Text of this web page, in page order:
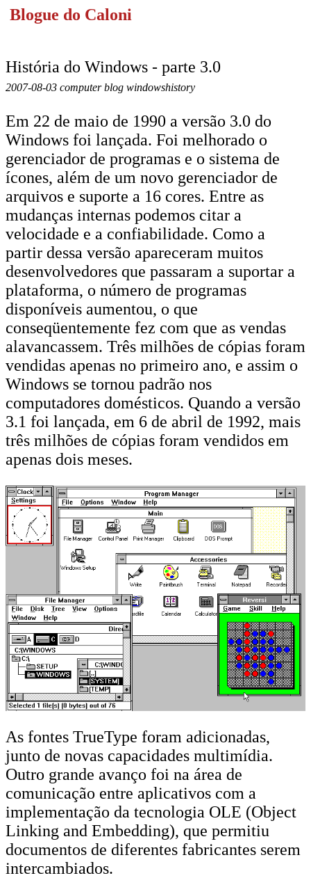
Blogue do Caloni
História do Windows - parte 3.0
2007-08-03 computer blog windowshistory
Em 22 de maio de 1990 a versão 3.0 do
Windows foi lançada. Foi melhorado o
gerenciador de programas e o sistema de
ícones, além de um novo gerenciador de
arquivos e suporte a 16 cores. Entre as
mudanças internas podemos citar a
velocidade e a confiabilidade. Como a
partir dessa versão apareceram muitos
desenvolvedores que passaram a suportar a
plataforma, o número de programas
disponíveis aumentou, o que
conseqüentemente fez com que as vendas
alavancassem. Três milhões de cópias foram
vendidas apenas no primeiro ano, e assim o
Windows se tornou padrão nos
computadores domésticos. Quando a versão
3.1 foi lançada, em 6 de abril de 1992, mais
três milhões de cópias foram vendidos em
apenas dois meses.
As fontes TrueType foram adicionadas,
junto de novas capacidades multimídia.
Outro grande avanço foi na área de
comunicação entre aplicativos com a
implementação da tecnologia OLE (Object
Linking and Embedding), que permitiu
documentos de diferentes fabricantes serem
intercambiados.